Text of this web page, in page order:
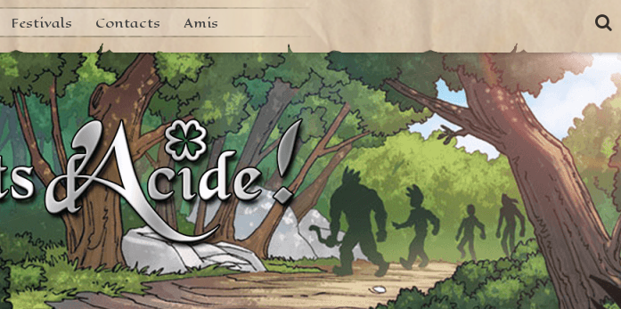
Festivals Contacts Amis